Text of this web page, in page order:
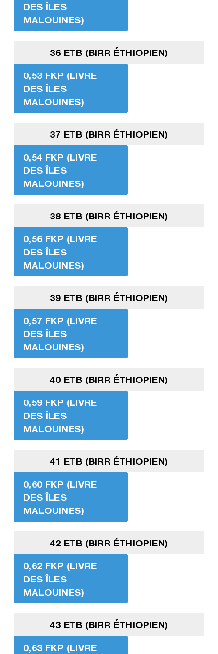
DES ÎLES
MALOUINES)
36 ETB (BIRR ÉTHIOPIEN)
0,53 FKP (LIVRE
DES ÎLES
MALOUINES)
37 ETB (BIRR ÉTHIOPIEN)
0,54 FKP (LIVRE
DES ÎLES
MALOUINES)
38 ETB (BIRR ÉTHIOPIEN)
0,56 FKP (LIVRE
DES ÎLES
MALOUINES)
39 ETB (BIRR ÉTHIOPIEN)
0,57 FKP (LIVRE
DES ÎLES
MALOUINES)
40 ETB (BIRR ÉTHIOPIEN)
0,59 FKP (LIVRE
DES ÎLES
MALOUINES)
41 ETB (BIRR ÉTHIOPIEN)
0,60 FKP (LIVRE
DES ÎLES
MALOUINES)
42 ETB (BIRR ÉTHIOPIEN)
0,62 FKP (LIVRE
DES ÎLES
MALOUINES)
43 ETB (BIRR ÉTHIOPIEN)
0,63 FKP (LIVRE